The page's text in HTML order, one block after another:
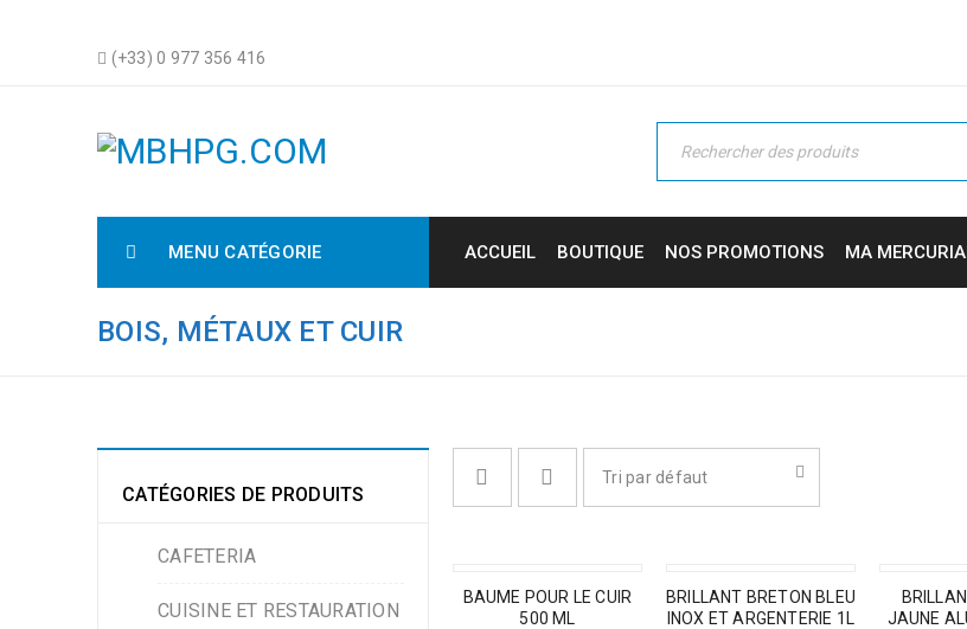
(+33) 0 977 356 416
MENU CATÉGORIE ACCUEIL BOUTIQUE NOS PROMOTIONS MA
BOIS, MÉTAUX ET CUIR
CATÉGORIES DE PRODUITS
CAFETERIA
CUISINE ET RESTAURATION
Tri par défaut
BAUME POUR LE CUIR
500 ML
BRILLANT BRETON BLEU
INOX ET ARGENTERIE 1L
JAUNE